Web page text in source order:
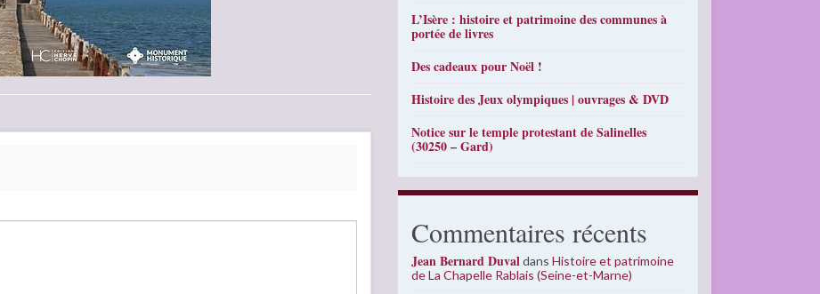
L’Isère : histoire et patrimoine des communes à
portée de livres
Des cadeaux pour Noël !
Histoire des Jeux olympiques | ouvrages & DVD
Notice sur le temple protestant de Salinelles
(30250 – Gard)
Commentaires récents
Jean Bernard DuvaldansHistoire et patrimoine
de La Chapelle Rablais (Seine-et-Marne)